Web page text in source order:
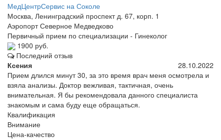
МедЦентрСервис на Соколе
Москва, Ленинградский проспект д. 67, корп. 1
АэропортСеверное Медведково
Первичный прием по специализации - Гинеколог
1900 руб.
Последний отзыв
Ксения
28.10.2022
Прием длился минут 30, за это время врач меня осмотрела и
взяла анализы. Доктор вежливая, тактичная, очень
внимательная. Я бы рекомендовала данного специалиста
знакомым и сама буду еще обращаться.
Квалификация
Внимание
Цена-качество